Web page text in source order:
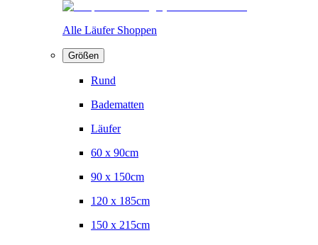
Alle Läufer Shoppen
Größen
Rund
Badematten
Läufer
60 x 90cm
90 x 150cm
120 x 185cm
150 x 215cm